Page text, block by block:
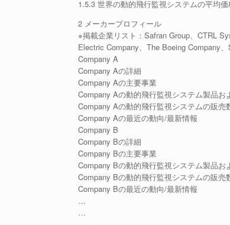
1.5.3 世界の動的飛行監視システムの平均価
2 メーカープロフィール
※掲載企業リスト：Safran Group、CTRL
Electric Company、The Boeing Company
Company A
Company Aの詳細
Company Aの主要事業
Company Aの動的飛行監視システム製品お
Company Aの動的飛行監視システムの販売
Company Aの最近の動向/最新情報
Company B
Company Bの詳細
Company Bの主要事業
Company Bの動的飛行監視システム製品お
Company Bの動的飛行監視システムの販売
Company Bの最近の動向/最新情報
…
…